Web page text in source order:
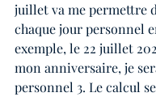
juillet va me permettre
chaque jour personnel
exemple, le 22 juillet
mon anniversaire, je
personnel 3. Le calcul